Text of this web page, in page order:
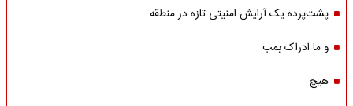
پشت‌پرده یک آرایش امنیتی تازه در منطقه
و ما ادراک بمب
هیچ